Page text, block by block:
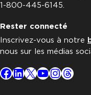
1-800-445-6145.
Rester connecté
Inscrivez-vous à notre
nous sur les médias
Facebook
LinkedIn
X YouTube